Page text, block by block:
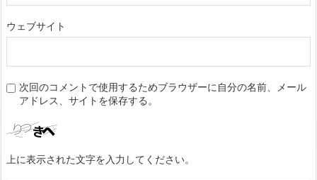
ウェブサイト
次回のコメントで使用するためブラウザーに自分の名前、メール
アドレス、サイトを保存する。
上に表示された文字を入力してください。